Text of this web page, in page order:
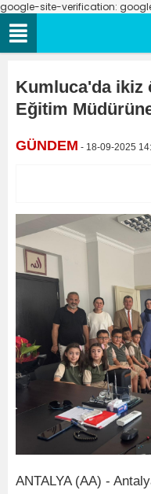
google-site-verification:
Kumluca'da ikiz
Eğitim
GÜNDEM - 18-09-2025
ANTALYA (AA) -